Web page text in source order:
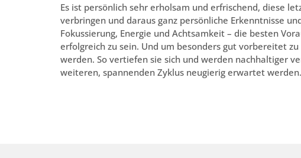
Es ist persönlich sehr erholsam und erfrischend, diese
verbringen und daraus ganz persönliche Erkenntnisse
Fokussierung, Energie und Achtsamkeit – die besten
erfolgreich zu sein. Und um besonders gut vorbereitet
werden. So vertiefen sie sich und werden nachhaltiger
weiteren, spannenden Zyklus neugierig erwartet werden.